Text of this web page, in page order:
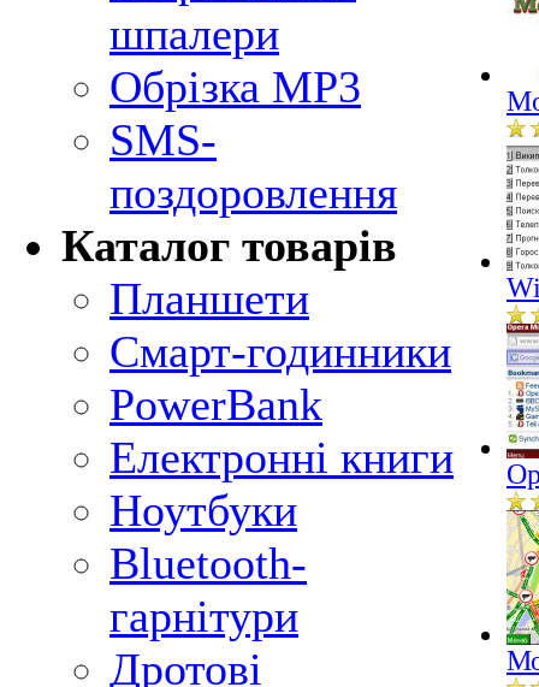
шпалери
Обрізка MP3
SMS-
поздоровлення
Каталог товарів
Планшети
Смарт-годинники
PowerBank
Електронні книги
Ноутбуки
Bluetooth-
гарнітури
Дротові